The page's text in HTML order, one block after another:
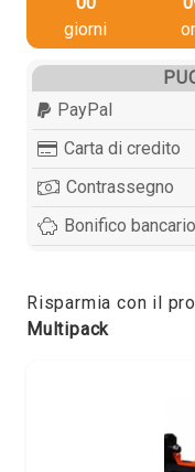
giorni
PayPal
Carta di credito
Contrassegno
Bonifico bancario
Risparmia con il
Multipack